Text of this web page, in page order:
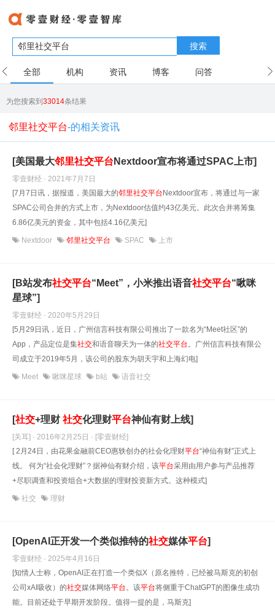
搜索
全部 机构 资讯 博客 问答
为您搜索到33014条结果
邻里社交平台-的相关资讯
[美国最大邻里社交平台 Nextdoor宣布将通过SPAC上市]
零壹财经 · 2021年7月7日
[7月7日讯，据报道，美国最大的邻里社交平台Nextdoor宣布，将通过与一家
SPAC公司合并的方式上市，为Nextdoor估值约43亿美元。此次合并将筹集
6.86亿美元的资金，其中包括4.16亿美元]
Nextdoor 邻里社交平台 SPAC 上市
[B站发布社交平台“Meet”，小米推出语音社交平台“啾咪
星球”]
零壹财经 · 2020年5月29日
[5月29日讯，近日，广州信言科技有限公司推出了一款名为“Meet社区”的
App，产品定位是集社交和语音聊天为一体的社交平台。广州信言科技有限公
司成立于2019年5月，该公司的股东为胡天宇和上海幻电]
Meet 啾咪星球 b站 语音社交
[社交+理财 社交化理财平台神仙有财上线]
[关耳] · 2016年2月25日 · [零壹财经]
[ 2月24日，由花果金融前CEO惠轶创办的社会化理财平台“神仙有财”正式上
线。 何为“社会化理财”？据神仙有财介绍，该平台采用由用户参与产品推荐
+尽职调查和投资组合+大数据的理财投资新方式。这种模式]
社交 理财
[OpenAI正开发一个类似推特的社交媒体平台]
零壹财经 · 2025年4月16日
[知情人士称，OpenAI正在打造一个类似X（原名推特，已经被马斯克的初创
公司xAI吸收）的社交媒体网络平台。该平台将侧重于ChatGPT的图像生成功
能。目前还处于早期开发阶段。值得一提的是，马斯克]